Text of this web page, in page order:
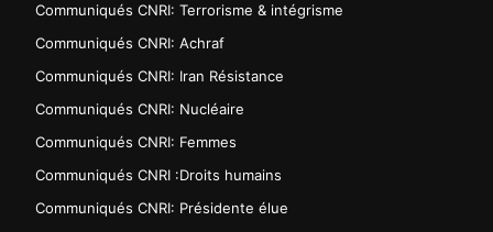
Communiqués CNRI: Terrorisme & intégrisme
Communiqués CNRI: Achraf
Communiqués CNRI: Iran Résistance
Communiqués CNRI: Nucléaire
Communiqués CNRI: Femmes
Communiqués CNRI :Droits humains
Communiqués CNRI: Présidente élue